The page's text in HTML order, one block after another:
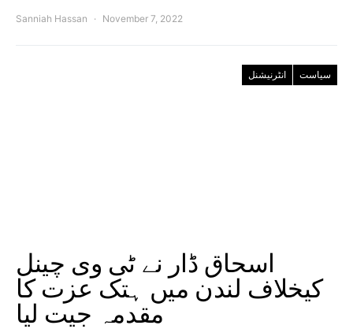
Sanniah Hassan November 7, 2022
انٹرنیشنل سیاست
اسحاق ڈار نے ٹی وی چینل
کیخلاف لندن میں ہتک عزت کا
مقدمہ جیت لیا